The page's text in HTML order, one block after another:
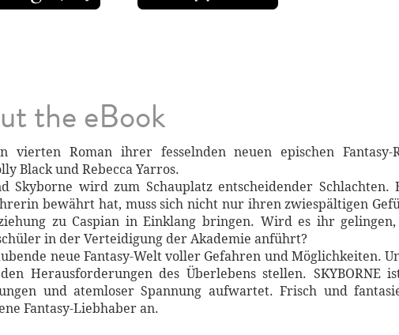
the eBook
Roman ihrer fesselnden neuen epischen Fantasy-
Black und Rebecca Yarros.
Skyborne wird zum Schauplatz entscheidender Schlachten.
bewährt hat, muss sich nicht nur ihren zwiespältigen
zu Caspian in Einklang bringen. Wird es ihr
in der Verteidigung der Akademie anführt?
neue Fantasy-Welt voller Gefahren und Möglichkeiten.
Herausforderungen des Überlebens stellen. SKYBORNE
und atemloser Spannung aufwartet. Frisch und
Fantasy-Liebhaber an.